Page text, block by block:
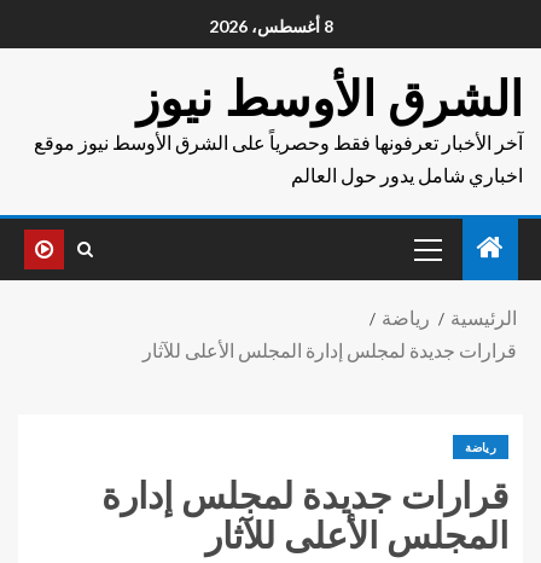
8 أغسطس، 2026
الشرق الأوسط نيوز
آخر الأخبار تعرفونها فقط وحصرياً على الشرق الأوسط نيوز موقع
اخباري شامل يدور حول العالم
الرئيسية
رياضة
قرارات جديدة لمجلس إدارة المجلس الأعلى للآثار
رياضة
قرارات جديدة لمجلس إدارة
المجلس الأعلى للآثار